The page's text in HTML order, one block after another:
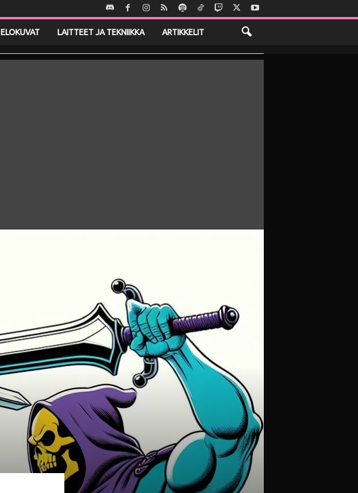
ELOKUVAT LAITTEET JA TEKNIIKKA ARTIKKELIT